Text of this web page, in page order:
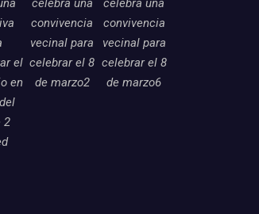
el
en
2
celebra una
convivencia
vecinal para
celebrar el 8
de marzo2
celebra una
convivencia
vecinal para
celebrar el 8
de marzo6